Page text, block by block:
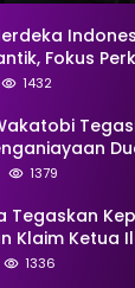
Fokus
1432
Ditangani
1379
Tegaskan
Klaim Ketua
1336